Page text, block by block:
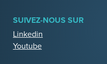
SUIVEZ-NOUS SUR
Linkedin
Youtube